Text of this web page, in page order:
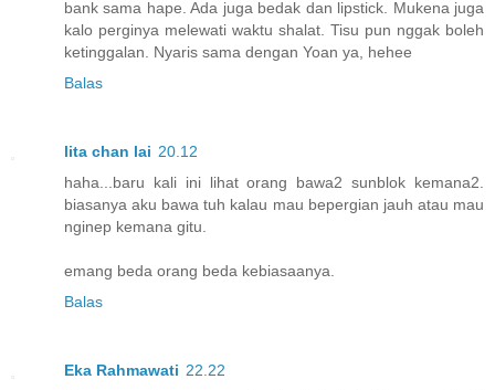
bank sama hape. Ada juga bedak dan lipstick. Mukena juga
kalo perginya melewati waktu shalat. Tisu pun nggak boleh
ketinggalan. Nyaris sama dengan Yoan ya, hehee
Balas
lita chan lai 20.12
haha...baru kali ini lihat orang bawa2 sunblok kemana2.
biasanya aku bawa tuh kalau mau bepergian jauh atau mau
nginep kemana gitu.
emang beda orang beda kebiasaanya.
Balas
Eka Rahmawati 22.22